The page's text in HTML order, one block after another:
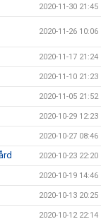
2020-11-30 21:45
2020-11-26 10:06
2020-11-17 21:24
2020-11-10 21:23
2020-11-05 21:52
2020-10-29 12:23
2020-10-27 08:46
2020-10-23 22:20
2020-10-19 14:46
2020-10-13 20:25
2020-10-12 22:14